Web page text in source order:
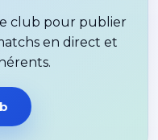
club pour publier
en direct et